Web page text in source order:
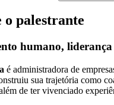
o palestrante
humano,
é administradora de
sua trajetória como
de ter vivenciado